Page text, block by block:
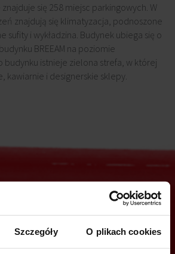
Szczegóły O plikach cookies
się 258 miejsc parkingowych. W
znajdują się klimatyzacja, podnoszone
sufity i wykładzina. Budynek ubiega się o
BREEAM na poziomie
budynku istnieje zielona strefa, w której
kawiarnie i designerskie sklepy.
tą ofertą?